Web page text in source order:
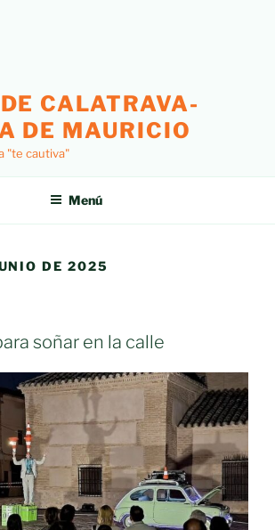
CALATRAVA-
DE MAURICIO
"te cautiva"
Menú
DE 2025
soñar en la calle